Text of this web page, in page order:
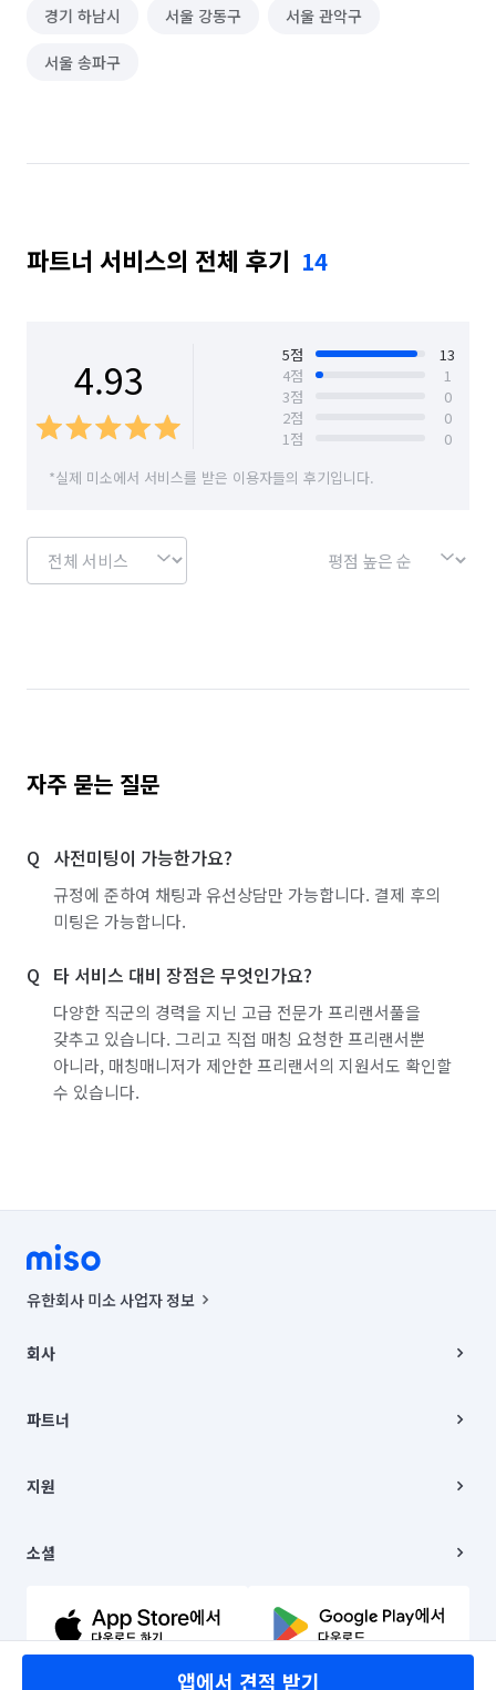
경기 하남시 서울 강동구 서울 관악구
서울 송파구
파트너 서비스의 전체 후기 14
4.93 5점
13
4점
1
3점
0
2점
0
1점
0
*실제 미소에서 서비스를 받은 이용자들의 후기입니다.
자주 묻는 질문
사전미팅이 가능한가요?
규정에 준하여 채팅과 유선상담만 가능합니다. 결제 후의
미팅은 가능합니다.
타 서비스 대비 장점은 무엇인가요?
다양한 직군의 경력을 지닌 고급 전문가 프리랜서풀을
갖추고 있습니다. 그리고 직접 매칭 요청한 프리랜서뿐
아니라, 매칭매니저가 제안한 프리랜서의 지원서도 확인할
수 있습니다.
앱에서 견적 받기
유한회사 미소 사업자 정보
00019 |
주소 | 본사: 서울특별시 종로구 율곡로 6(중학동, 트윈트리빌딩) B동 5층
컨택센터 : 서울특별시 종로구 수송동 율곡로 24, 7층, 8층 미소
상품, 상품정보, 거래에 관한 의무와 책임은 거래당사자에게 있습니다.
언론 보도 관련 문의:
© 유한회사 미소. Miso, Inc. All Rights Reserved.
회사
채용
파트너
이사
지원
이용약관
문의하기
소셜
유튜브